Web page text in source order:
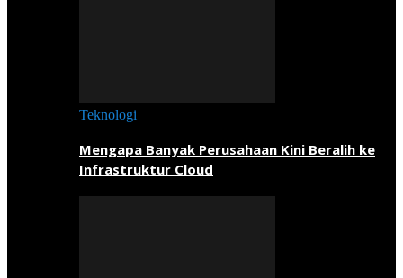
Teknologi
Mengapa Banyak Perusahaan Kini Beralih ke
Infrastruktur Cloud